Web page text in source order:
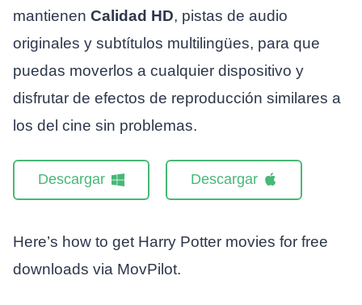
mantienen Calidad HD, pistas de audio
originales y subtítulos multilingües, para que
puedas moverlos a cualquier dispositivo y
disfrutar de efectos de reproducción similares a
los del cine sin problemas.
Descargar Descargar
Here’s how to get Harry Potter movies for free
downloads via MovPilot.